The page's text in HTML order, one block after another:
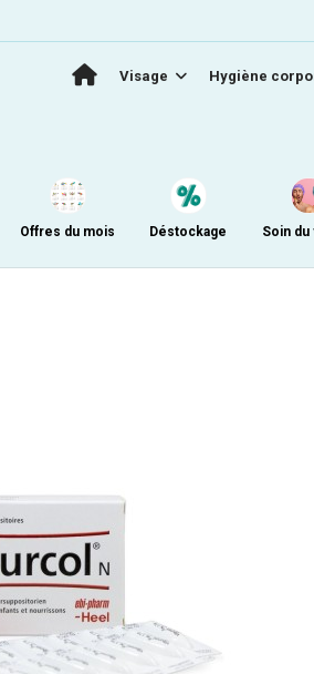
Visage Hygiène
Offres du mois Déstockage Soin du